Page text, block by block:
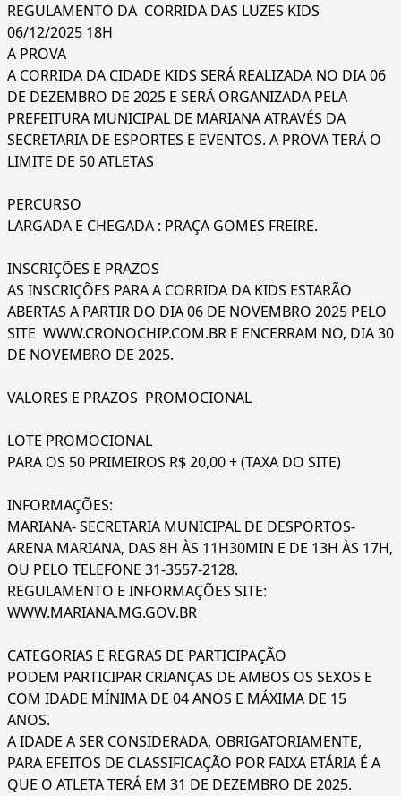
REGULAMENTO DA CORRIDA DAS LUZES KIDS
06/12/2025 18H
A PROVA
A CORRIDA DA CIDADE KIDS SERÁ REALIZADA NO DIA 06
DE DEZEMBRO DE 2025 E SERÁ ORGANIZADA PELA
PREFEITURA MUNICIPAL DE MARIANA ATRAVÉS DA
SECRETARIA DE ESPORTES E EVENTOS. A PROVA TERÁ O
LIMITE DE 50 ATLETAS
PERCURSO
LARGADA E CHEGADA : PRAÇA GOMES FREIRE.
INSCRIÇÕES E PRAZOS
AS INSCRIÇÕES PARA A CORRIDA DA KIDS ESTARÃO
ABERTAS A PARTIR DO DIA 06 DE NOVEMBRO 2025 PELO
SITE WWW.CRONOCHIP.COM.BR E ENCERRAM NO, DIA 30
DE NOVEMBRO DE 2025.
VALORES E PRAZOS PROMOCIONAL
LOTE PROMOCIONAL
PARA OS 50 PRIMEIROS R$ 20,00 + (TAXA DO SITE)
INFORMAÇÕES:
MARIANA- SECRETARIA MUNICIPAL DE DESPORTOS-
ARENA MARIANA, DAS 8H ÀS 11H30MIN E DE 13H ÀS 17H,
OU PELO TELEFONE 31-3557-2128.
REGULAMENTO E INFORMAÇÕES SITE:
WWW.MARIANA.MG.GOV.BR
CATEGORIAS E REGRAS DE PARTICIPAÇÃO
PODEM PARTICIPAR CRIANÇAS DE AMBOS OS SEXOS E
COM IDADE MÍNIMA DE 04 ANOS E MÁXIMA DE 15
ANOS.
A IDADE A SER CONSIDERADA, OBRIGATORIAMENTE,
PARA EFEITOS DE CLASSIFICAÇÃO POR FAIXA ETÁRIA É A
QUE O ATLETA TERÁ EM 31 DE DEZEMBRO DE 2025.